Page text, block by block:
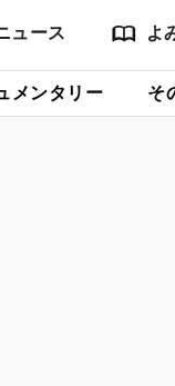
ュース よ
メンタリー そ